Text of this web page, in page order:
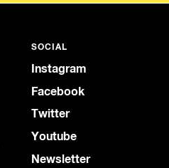
SOCIAL
Instagram
Facebook
Twitter
Youtube
Newsletter